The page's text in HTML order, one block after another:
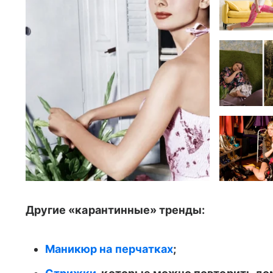
Другие «карантинные» тренды:
Маникюр на перчатках;